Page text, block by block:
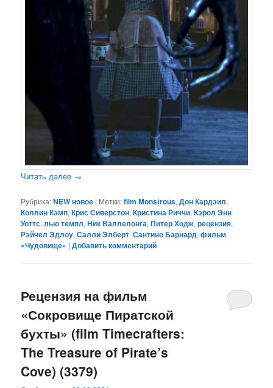
Читать далее →
Рубрика:NEW новое | Метки:film Monstrous,Дон Кардэил,
Коллин Кэмп,Крис Сиверстон,Кристина Риччи,Кэрол Энн
Уоттс,лью темпл,Ник Валлелонга,Питер Ходж,рецензия,
Рэйчел Эдлоу,Салли Элберт,Сантино Барнард,фильм
«Чудовище» |Добавить комментарий
Рецензия на фильм
«Сокровище Пиратской
бухты» (film Timecrafters:
The Treasure of Pirate’s
Cove) (3379)